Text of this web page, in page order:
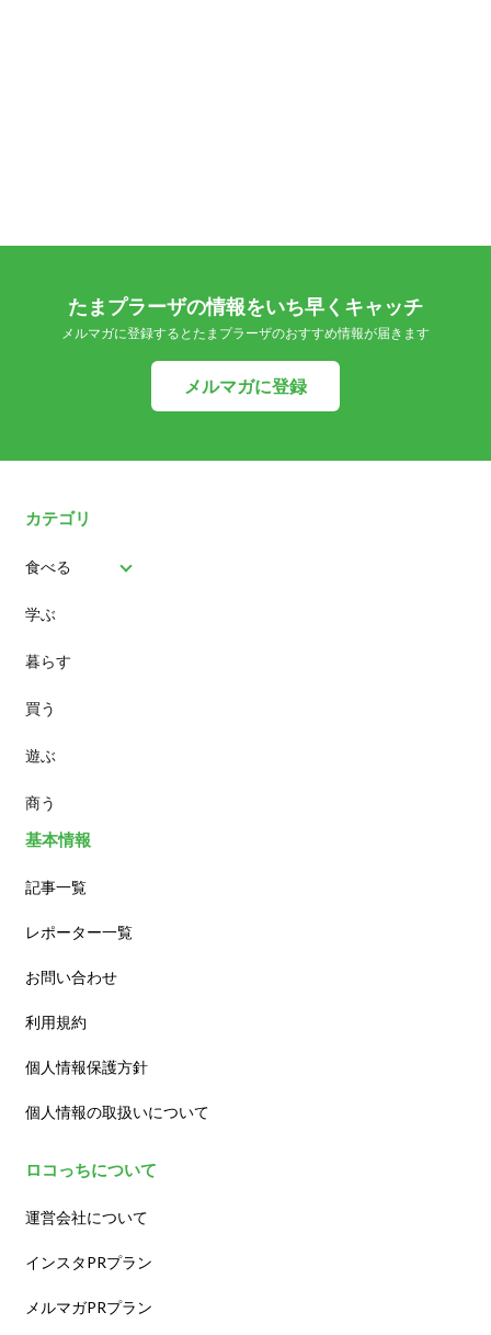
たまプラーザの情報をいち早くキャッチ
メルマガに登録するとたまプラーザのおすすめ情報が届きます
メルマガに登録
カテゴリ
食べる
パン
スイーツ
ランチ
カフェ
学ぶ
暮らす
買う
遊ぶ
商う
基本情報
記事一覧
レポーター一覧
お問い合わせ
利用規約
個人情報保護方針
個人情報の取扱いについて
ロコっちについて
運営会社について
インスタPRプラン
メルマガPRプラン